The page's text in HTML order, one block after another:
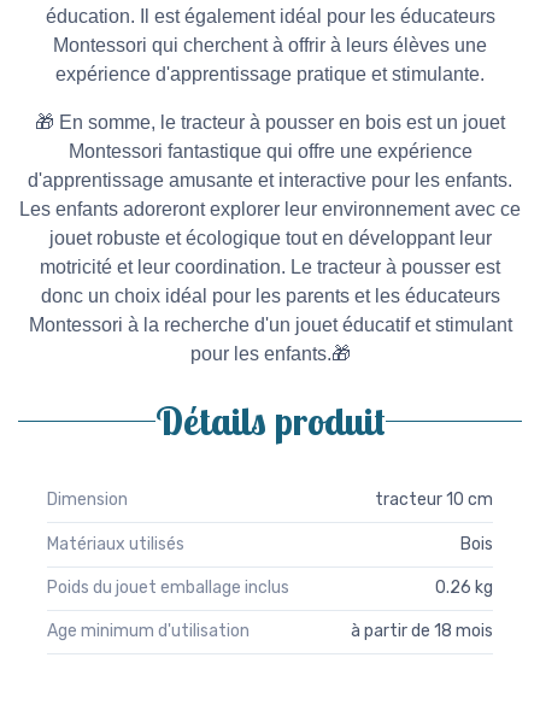
éducation. Il est également idéal pour les éducateurs
Montessori qui cherchent à offrir à leurs élèves une
expérience d'apprentissage pratique et stimulante.
🎁 En somme, le tracteur à pousser en bois est un jouet
Montessori fantastique qui offre une expérience
d'apprentissage amusante et interactive pour les enfants.
Les enfants adoreront explorer leur environnement avec ce
jouet robuste et écologique tout en développant leur
motricité et leur coordination. Le tracteur à pousser est
donc un choix idéal pour les parents et les éducateurs
Montessori à la recherche d'un jouet éducatif et stimulant
pour les enfants.🎁
Détails produit
Dimension tracteur 10 cm
Matériaux utilisés Bois
Poids du jouet emballage inclus 0.26 kg
Age minimum d'utilisation à partir de 18 mois